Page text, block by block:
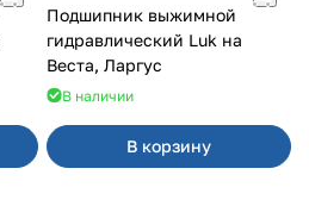
Подшипник выжимной
гидравлический Luk на
Веста, Ларгус
В наличии
В корзину